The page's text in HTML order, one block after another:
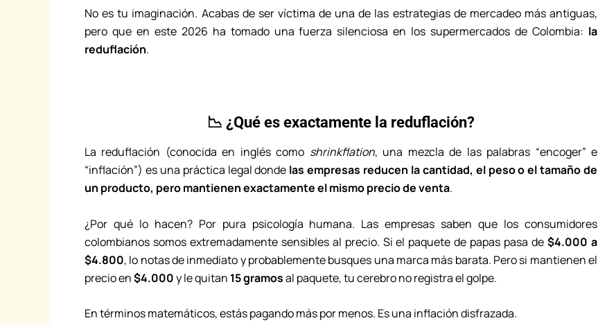
No es tu imaginación. Acabas de ser víctima de una de las estrategias de mercadeo más antiguas,
pero que en este 2026 ha tomado una fuerza silenciosa en los supermercados de Colombia: la
reduflación.
📉 ¿Qué es exactamente la reduflación?
La reduflación (conocida en inglés como shrinkflation, una mezcla de las palabras “encoger” e
“inflación”) es una práctica legal donde las empresas reducen la cantidad, el peso o el tamaño de
un producto, pero mantienen exactamente el mismo precio de venta.
¿Por qué lo hacen? Por pura psicología humana. Las empresas saben que los consumidores
colombianos somos extremadamente sensibles al precio. Si el paquete de papas pasa de$4.000 a
$4.800, lo notas de inmediato y probablemente busques una marca más barata. Pero si mantienen el
precio en$4.000y le quitan 15 gramosal paquete, tu cerebro no registra el golpe.
En términos matemáticos, estás pagando más por menos. Es una inflación disfrazada.